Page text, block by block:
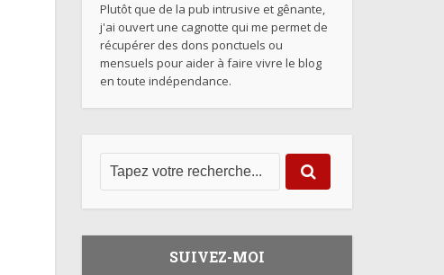
Plutôt que de la pub intrusive et gênante,
j'ai ouvert une cagnotte qui me permet de
récupérer des dons ponctuels ou
mensuels pour aider à faire vivre le blog
en toute indépendance.
SUIVEZ-MOI